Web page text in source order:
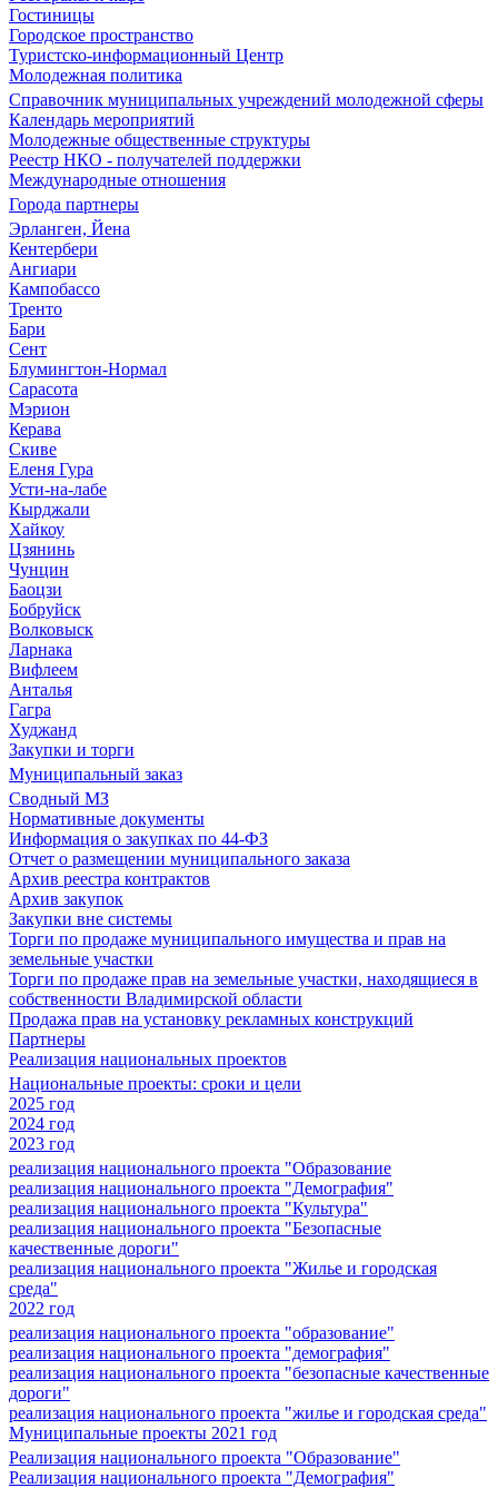
Гостиницы
Городское пространство
Туристско-информационный Центр
Молодежная политика
Справочник муниципальных учреждений молодежной сферы
Календарь мероприятий
Молодежные общественные структуры
Реестр НКО - получателей поддержки
Международные отношения
Города партнеры
Эрланген, Йена
Кентербери
Ангиари
Кампобассо
Тренто
Бари
Сент
Блумингтон-Нормал
Сарасота
Мэрион
Керава
Скиве
Еленя Гура
Усти-на-лабе
Кырджали
Хайкоу
Цзянинь
Чунцин
Баоцзи
Бобруйск
Волковыск
Ларнака
Вифлеем
Анталья
Гагра
Худжанд
Закупки и торги
Муниципальный заказ
Сводный МЗ
Нормативные документы
Информация о закупках по 44-ФЗ
Отчет о размещении муниципального заказа
Архив реестра контрактов
Архив закупок
Закупки вне системы
Торги по продаже муниципального имущества и прав на
земельные участки
Торги по продаже прав на земельные участки, находящиеся в
собственности Владимирской области
Продажа прав на установку рекламных конструкций
Партнеры
Реализация национальных проектов
Национальные проекты: сроки и цели
2025 год
2024 год
2023 год
реализация национального проекта "Образование
реализация национального проекта "Демография"
реализация национального проекта "Культура"
реализация национального проекта "Безопасные
качественные дороги"
реализация национального проекта "Жилье и городская
среда"
2022 год
реализация национального проекта "образование"
реализация национального проекта "демография"
реализация национального проекта "безопасные качественные
дороги"
реализация национального проекта "жилье и городская среда"
Муниципальные проекты 2021 год
Реализация национального проекта "Образование"
Реализация национального проекта "Демография"